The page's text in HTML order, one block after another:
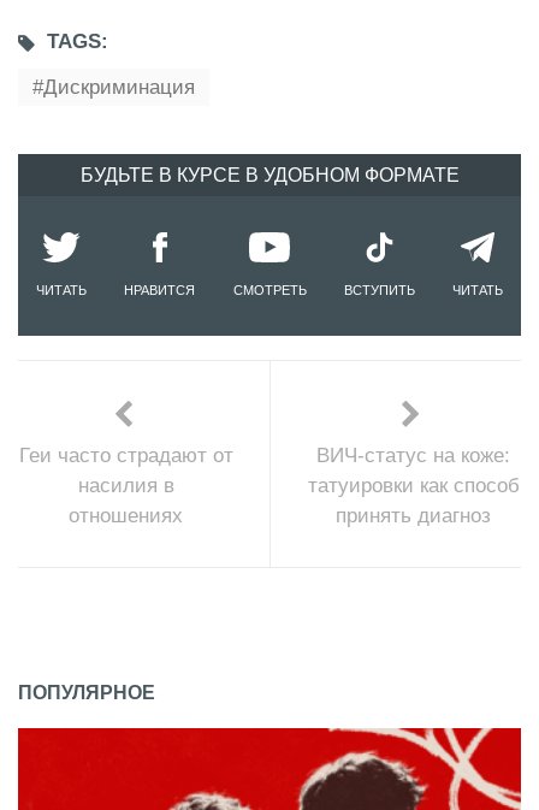
TAGS:
Дискриминация
БУДЬТЕ В КУРСЕ В УДОБНОМ ФОРМАТЕ
ЧИТАТЬ НРАВИТСЯ СМОТРЕТЬ ВСТУПИТЬ ЧИТАТЬ
Геи часто страдают от
насилия в
отношениях
ВИЧ-статус на коже:
татуировки как способ
принять диагноз
ПОПУЛЯРНОЕ